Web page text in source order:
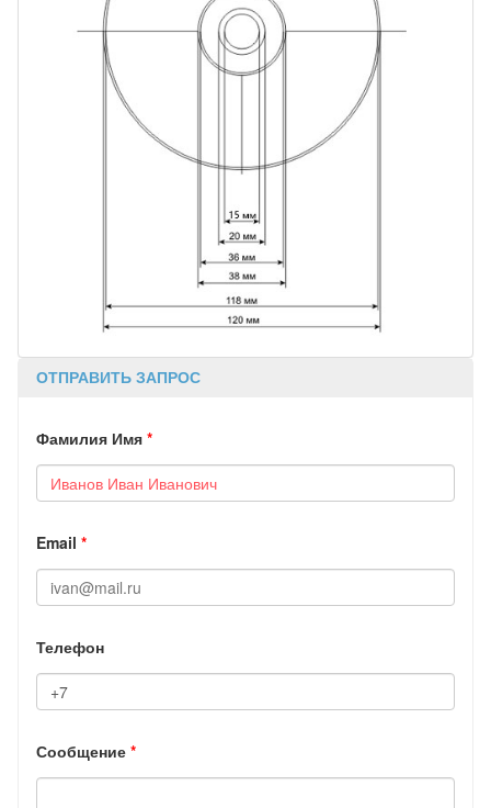
ОТПРАВИТЬ ЗАПРОС
Фамилия Имя *
Email *
Телефон
Сообщение *